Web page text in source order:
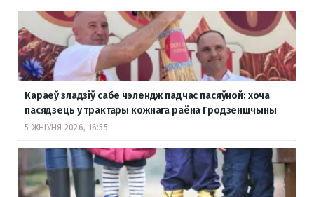
Караеў зладзіў сабе чэлендж падчас пасяўной: хоча
пасядзець у трактары кожнага раёна Гродзеншчыны
5 ЖНІЎНЯ 2026, 16:55